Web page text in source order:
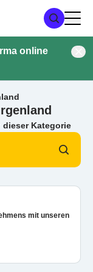
online
dieser Kategorie
mit unseren